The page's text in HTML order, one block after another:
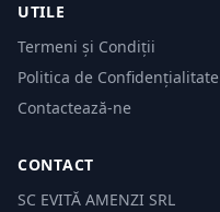
UTILE
Termeni și Condiții
Politica de Confidențialitate
Contactează-ne
CONTACT
SC EVITĂ AMENZI SRL